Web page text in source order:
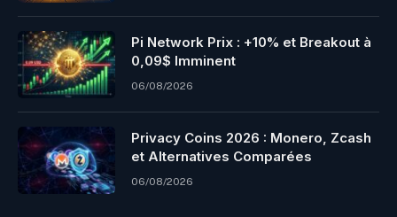
Pi Network Prix : +10% et Breakout à
0,09$ Imminent
06/08/2026
Privacy Coins 2026 : Monero, Zcash
et Alternatives Comparées
06/08/2026